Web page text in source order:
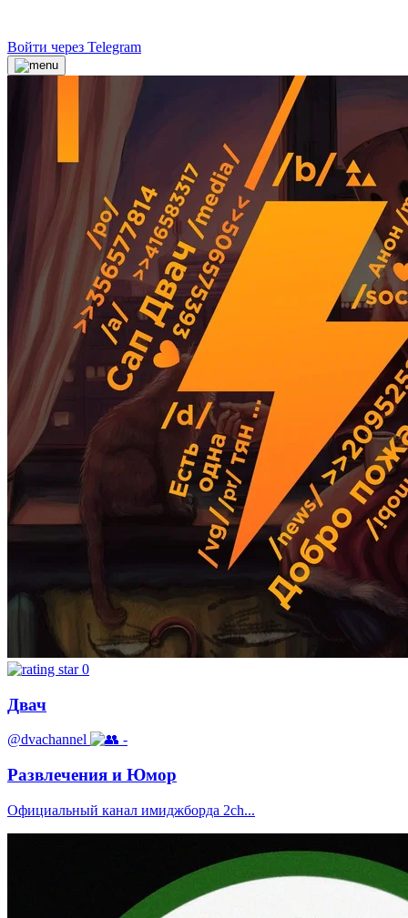
Войти через Telegram
0
Двач
@dvachannel -
Развлечения и Юмор
Официальный канал имиджборда 2ch...